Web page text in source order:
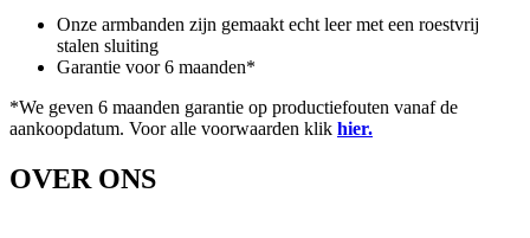
Onze armbanden zijn gemaakt echt leer met een roestvrij
stalen sluiting
Garantie voor 6 maanden*
*We geven 6 maanden garantie op productiefouten vanaf de
aankoopdatum. Voor alle voorwaarden klik hier.
OVER ONS